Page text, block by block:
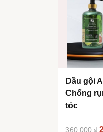
Dầu gội
Chống
tóc
360.000₫